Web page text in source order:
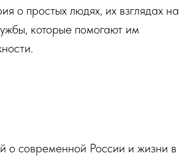
о простых людях, их взглядах на
которые помогают им
о современной России и жизни в